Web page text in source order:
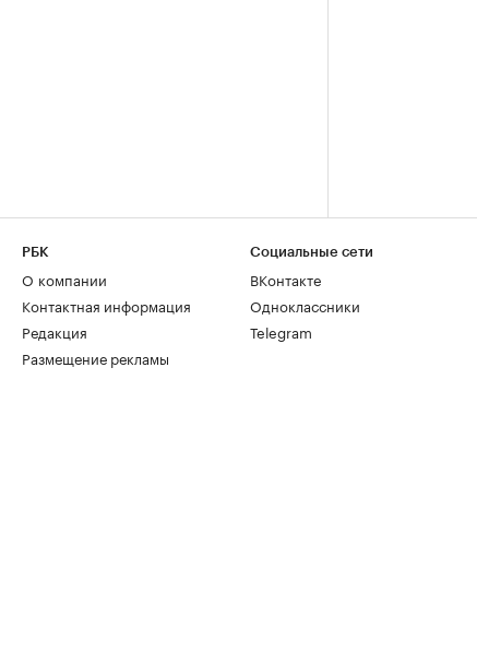
РБК
О компании
Контактная информация
Редакция
Размещение рекламы
Социальные сети
ВКонтакте
Одноклассники
Telegram